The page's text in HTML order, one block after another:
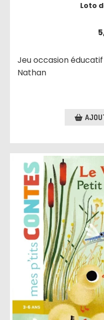
Loto
Jeu occasion
Nathan